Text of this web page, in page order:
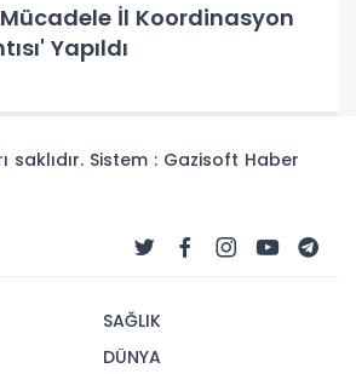
Mücadele İl Koordinasyon
Yapıldı
saklıdır. Sistem : Gazisoft Haber
SAĞLIK
DÜNYA